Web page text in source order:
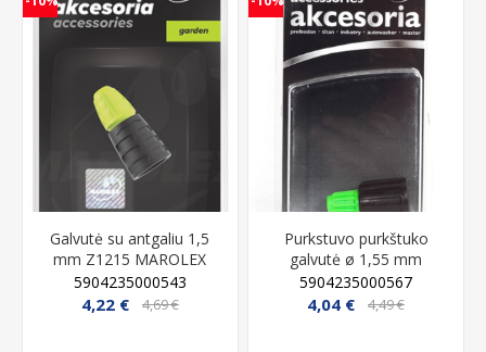
Galvutė su antgaliu 1,5
mm Z1215 MAROLEX
5904235000543
4,22 € 4,69 €
Purkstuvo purkštuko
galvutė ø 1,55 mm
MAROLEX
5904235000567
4,04 € 4,49 €